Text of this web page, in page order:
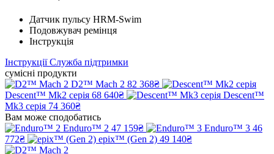
Датчик пульсу HRM-Swim
Подовжувач ремінця
Інструкція
Інструкції Служба підтримки
сумісні продукти
D2™ Mach 2 82 368₴
Descent™ Mk2 серія 68 640₴
Descent™
Mk3 серія 74 360₴
Вам може сподобатись
Enduro™ 2 47 159₴ Enduro™ 3 46
772₴
epix™ (Gen 2) 49 140₴